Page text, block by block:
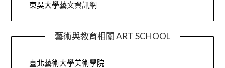
東吳大學藝文資訊網
藝術與教育相關 ART SCHOOL
臺北藝術大學美術學院